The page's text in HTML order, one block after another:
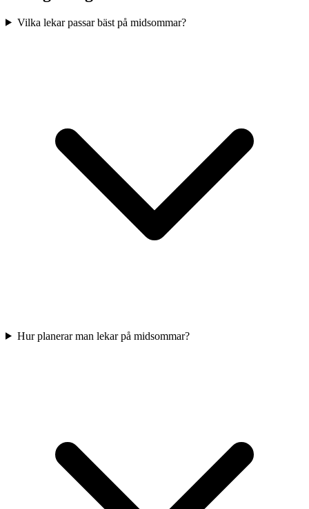
Vilka lekar passar bäst på midsommar?
Hur planerar man lekar på midsommar?